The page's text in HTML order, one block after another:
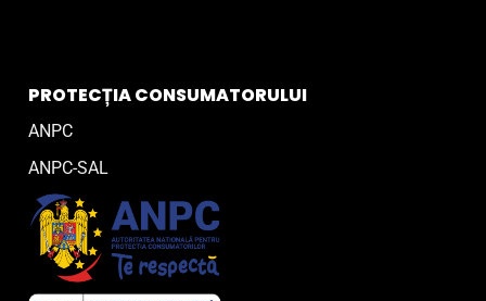
PROTECȚIA CONSUMATORULUI
ANPC
ANPC-SAL